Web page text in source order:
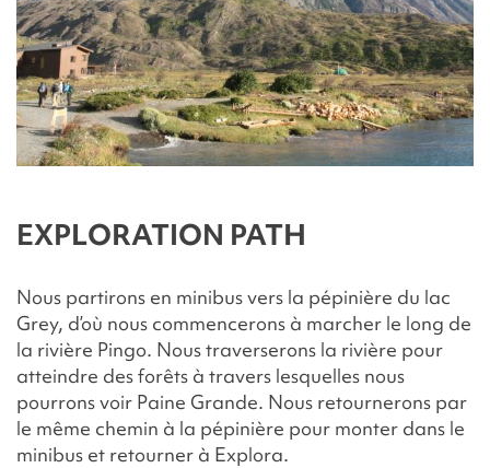
EXPLORATION PATH
Nous partirons en minibus vers la pépinière du lac
Grey, d’où nous commencerons à marcher le long de
la rivière Pingo. Nous traverserons la rivière pour
atteindre des forêts à travers lesquelles nous
pourrons voir Paine Grande. Nous retournerons par
le même chemin à la pépinière pour monter dans le
minibus et retourner à Explora.